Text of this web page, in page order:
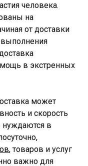
человека.
на
от доставки
выполнения
в экстренных
может
и скорость
нуждаются в
, товаров и услуг
важно для